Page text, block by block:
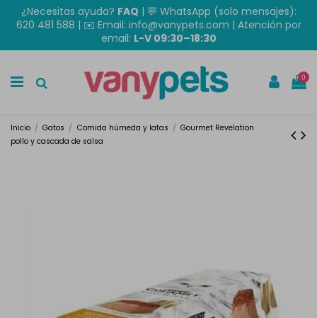
¿Necesitas ayuda? FAQ | 💬 WhatsApp (solo mensajes):
620 481 588 | ✉️ Email: info@vanypets.com | Atención por
email: L-V 09:30–18:30
0
Inicio Gatos Comida húmeda y latas
Gourmet Revelation
pollo y cascada de salsa